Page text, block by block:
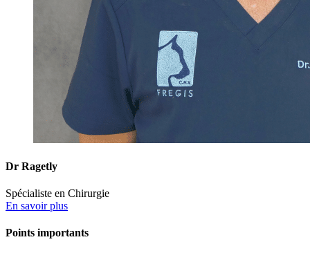
Dr Ragetly
Spécialiste en Chirurgie
En savoir plus
Points importants